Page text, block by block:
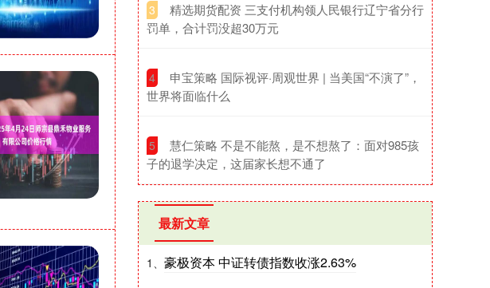
3
​精选期货配资 三支付机构领人民银行辽宁省分行
罚单，合计罚没超30万元
4
​申宝策略 国际视评·周观世界 | 当美国“不演了”，
世界将面临什么
5
​慧仁策略 不是不能熬，是不想熬了：面对985孩
子的退学决定，这届家长想不通了
最新文章
1、 豪极资本 中证转债指数收涨2.63%